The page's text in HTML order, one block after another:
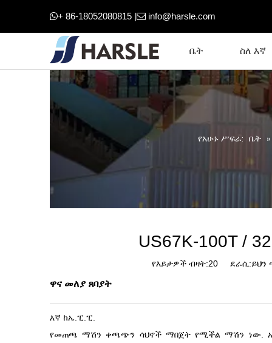
+ 86-18052080815 | info@harsle.com
ቤት ስለ እኛ
የአሁኑ ሥፍራ: ቤት »
US67K-100T /
የእይታዎች ብዛት:20ደራሲ:ይህን
ዋና መለያ ጸባያት
እኛ ከኤ.ፒ.ፒ.
የመጠጫ ማሽን ቀጫጭን ሳህኖች ማበጀት የሚችል ማሽን ነው.